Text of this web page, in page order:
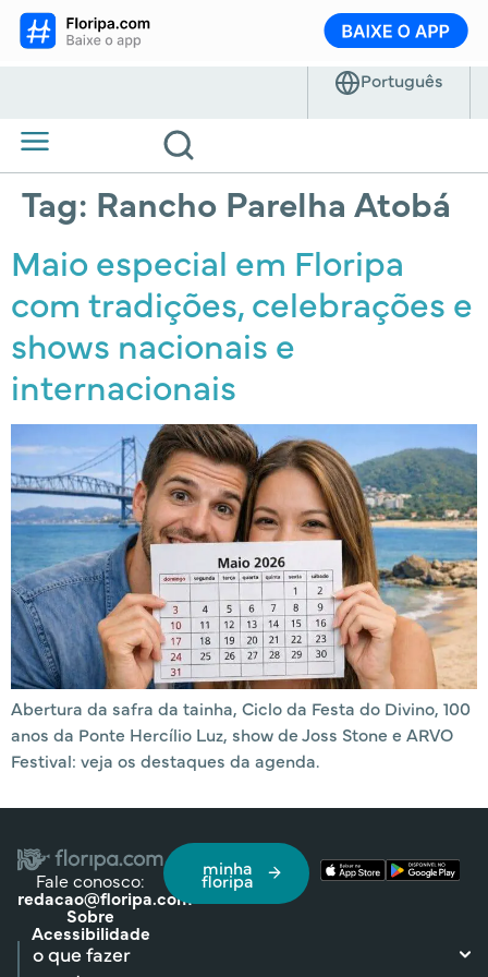
Tag: Rancho Parelha Atobá
Maio especial em Floripa
com tradições, celebrações e
shows nacionais e
internacionais
Abertura da safra da tainha, Ciclo da Festa do Divino, 100
anos da Ponte Hercílio Luz, show de Joss Stone e ARVO
Festival: veja os destaques da agenda.
Fale conosco:
redacao@floripa.com
Sobre
Acessibilidade
minha
floripa
o que fazer